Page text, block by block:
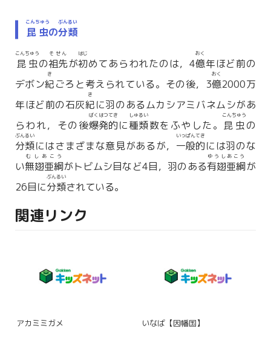
昆虫
こんちゅう
の分類
ぶんるい
昆虫
こんちゅう
の祖先
そせん
が初
はじ
めてあらわれたのは，4億
おく
年ほど前の
デボン紀
き
ごろと考えられている。その後，3億
おく
2000万
年ほど前の石灰紀
き
に羽のあるムカシアミバネムシがあ
らわれ，その後爆発的
ばくはつてき
に種類
しゅるい
数をふやした。 昆虫
こんちゅう
の
分類
ぶんるい
にはさまざまな意見があるが， 一般的
いっぱんてき
には羽のな
い無翅亜綱
むしあこう
がトビムシ目など4目，羽のある有翅亜綱
ゆうしあこう
が
26目に分類
ぶんるい
されている。
関連リンク
アカミミガメ いなば【因幡国】